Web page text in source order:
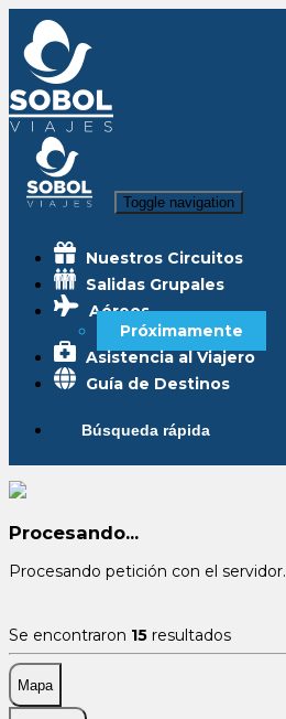
Toggle navigation
Nuestros Circuitos
Salidas Grupales
Aéreos
Próximamente
Asistencia al Viajero
Guía de Destinos
Búsqueda rápida
Procesando...
Procesando petición con el servidor.
Se encontraron 15 resultados
Mapa